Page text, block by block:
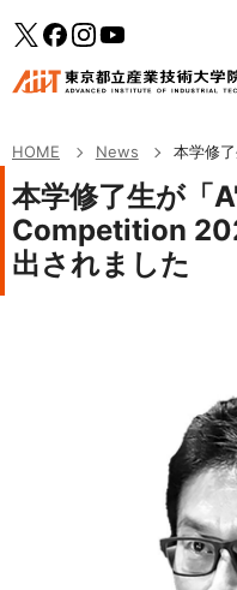
学生生
研究
Twitterfacebook
Instagram
HOME News 本学修
本学修了生が「
Competition
出されました